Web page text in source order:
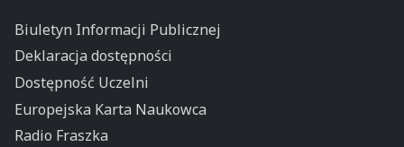
Biuletyn Informacji Publicznej
Deklaracja dostępności
Dostępność Uczelni
Europejska Karta Naukowca
Radio Fraszka